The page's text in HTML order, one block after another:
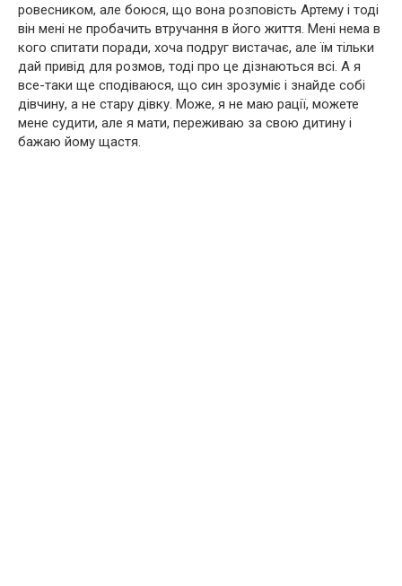
ровесником, але боюся, що вона розповість Артему і тоді
він мені не пробачить втручання в його життя. Мені нема в
кого спитати поради, хоча подруг вистачає, але їм тільки
дай привід для розмов, тоді про це дізнаються всі. А я
все-таки ще сподіваюся, що син зрозуміє і знайде собі
дівчину, а не стару дівку. Може, я не маю рації, можете
мене судити, але я мати, переживаю за свою дитину і
бажаю йому щастя.